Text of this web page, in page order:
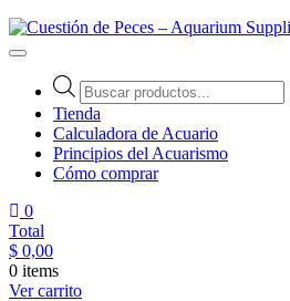
Tienda
Calculadora de Acuario
Principios del Acuarismo
Cómo comprar
0
Total
$ 0,00
0 items
Ver carrito